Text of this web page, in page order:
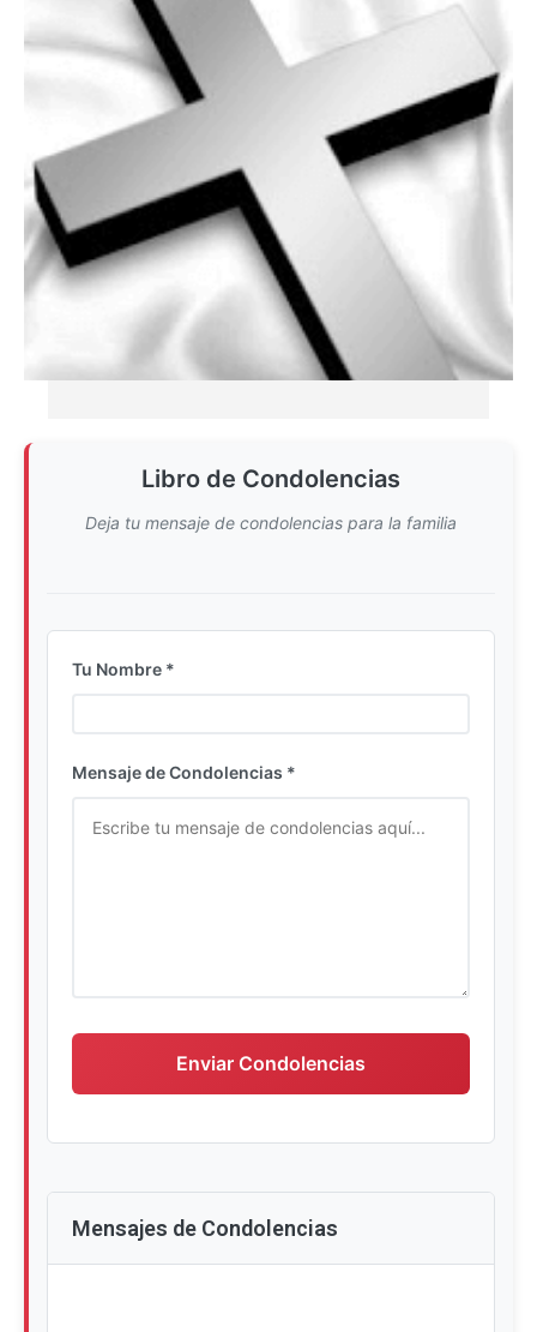
Libro de Condolencias
Deja tu mensaje de condolencias para la familia
Tu Nombre *
Mensaje de Condolencias *
Enviar Condolencias
Mensajes de Condolencias